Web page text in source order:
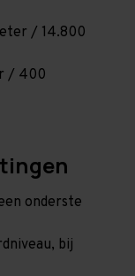
/ 14.800
/ 400
onderste
bij